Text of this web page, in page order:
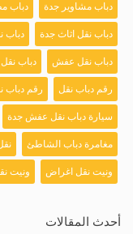
دباب مشاوير جدة دباب
دباب نقل اثاث جدة دباب
دباب نقل عفش دباب
رقم دباب نقل رقم دباب
سيارة دباب نقل عفش جدة
مغامرة دباب الشاطئ
ونيت نقل اغراض ونيت
أحدث المقالات